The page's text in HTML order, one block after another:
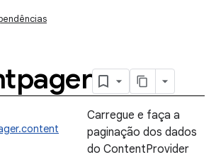
Carregue e faça a
paginação dos dados
do ContentProvider